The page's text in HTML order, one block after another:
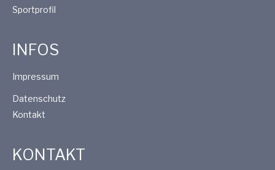
Sportprofil
INFOS
Impressum
Datenschutz
Kontakt
KONTAKT